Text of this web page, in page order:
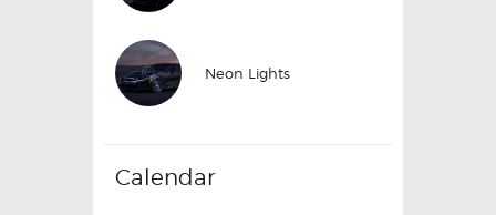
Neon Lights
Calendar